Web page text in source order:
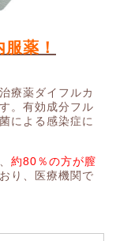
薬！
療薬ダイフルカ
。有効成分フル
による感染症に
約80％の方が膣
り、医療機関で